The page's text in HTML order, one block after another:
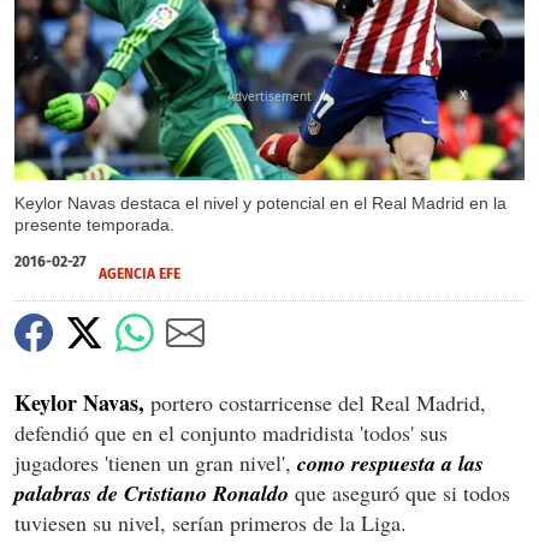
Keylor Navas destaca el nivel y potencial en el Real Madrid en la
presente temporada.
X
2016-02-27
AGENCIA EFE
Keylor Navas, portero costarricense del Real Madrid,
defendió que en el conjunto madridista 'todos' sus
jugadores 'tienen un gran nivel', como respuesta a las
palabras de Cristiano Ronaldo que aseguró que si todos
tuviesen su nivel, serían primeros de la Liga.